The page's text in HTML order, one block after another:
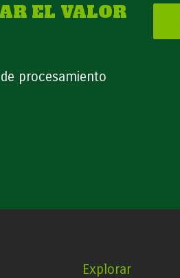
EL VALOR
procesamiento
Explorar